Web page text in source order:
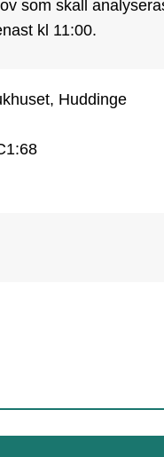
som skall
kl 11:00.
Huddinge